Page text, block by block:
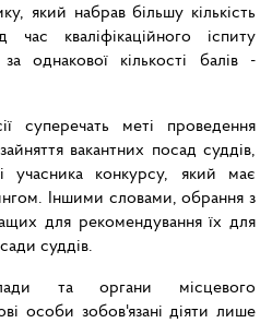
який набрав більшу кількість
час кваліфікаційного іспиту
однакової кількості балів -
суперечать меті проведення
вакантних посад суддів,
учасника конкурсу, який має
Іншими словами, обрання з
для рекомендування їх для
суддів.
та органи місцевого
особи зобов'язані діяти лише